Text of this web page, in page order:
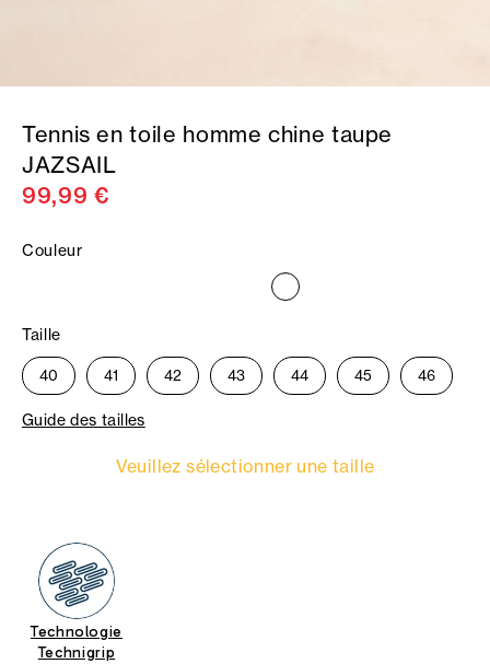
Tennis en toile homme chine taupe
JAZSAIL
99,99 €
Couleur
Taille
40 41 42 43 44 45 46
Guide des tailles
Veuillez sélectionner une taille
Technologie
Technigrip